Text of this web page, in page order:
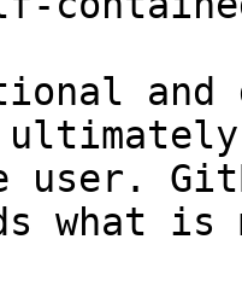
and
user.
what